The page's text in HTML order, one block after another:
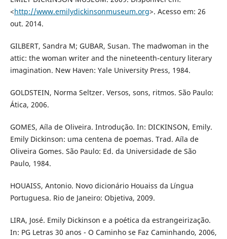
<http://www.emilydickinsonmuseum.org>. Acesso em: 26
out. 2014.
GILBERT, Sandra M; GUBAR, Susan. The madwoman in the
attic: the woman writer and the nineteenth-century literary
imagination. New Haven: Yale University Press, 1984.
GOLDSTEIN, Norma Seltzer. Versos, sons, ritmos. São Paulo:
Ática, 2006.
GOMES, Aíla de Oliveira. Introdução. In: DICKINSON, Emily.
Emily Dickinson: uma centena de poemas. Trad. Aíla de
Oliveira Gomes. São Paulo: Ed. da Universidade de São
Paulo, 1984.
HOUAISS, Antonio. Novo dicionário Houaiss da Língua
Portuguesa. Rio de Janeiro: Objetiva, 2009.
LIRA, José. Emily Dickinson e a poética da estrangeirização.
In: PG Letras 30 anos - O Caminho se Faz Caminhando, 2006,